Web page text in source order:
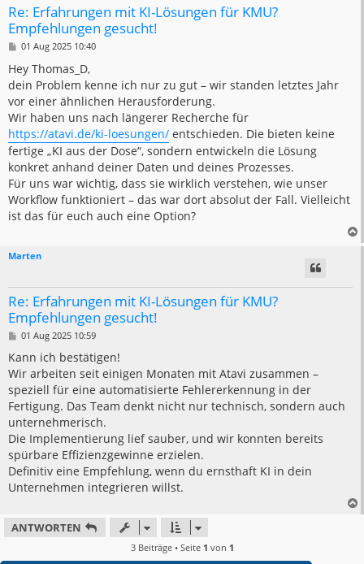
Re: Erfahrungen mit KI-Lösungen für KMU?
Empfehlungen gesucht!
B
i
t
r
a
g
01 Aug 2025 10:40
Hey Thomas_D,
dein Problem kenne ich nur zu gut – wir standen letztes Jahr
vor einer ähnlichen Herausforderung.
Wir haben uns nach längerer Recherche für
https://atavi.de/ki-loesungen/ entschieden. Die bieten keine
fertige „KI aus der Dose“, sondern entwickeln die Lösung
konkret anhand deiner Daten und deines Prozesses.
Für uns war wichtig, dass sie wirklich verstehen, wie unser
Workflow funktioniert – das war dort absolut der Fall. Vielleicht
ist das für euch auch eine Option?
Marten
Re: Erfahrungen mit KI-Lösungen für KMU?
Empfehlungen gesucht!
B
i
r
a
g
01 Aug 2025 10:59
Kann ich bestätigen!
Wir arbeiten seit einigen Monaten mit Atavi zusammen –
speziell für eine automatisierte Fehlererkennung in der
Fertigung. Das Team denkt nicht nur technisch, sondern auch
unternehmerisch.
Die Implementierung lief sauber, und wir konnten bereits
spürbare Effizienzgewinne erzielen.
Definitiv eine Empfehlung, wenn du ernsthaft KI in dein
Unternehmen integrieren willst.
ANTWORTEN
3 Beiträge • Seite 1 von 1